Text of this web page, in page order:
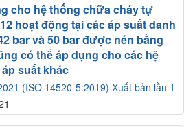
(ISO 14520-5:2019) Xuất bản lần 1
cho hệ thống chữa cháy tự
hoạt động tại các áp suất danh
bar và 50 bar được nén bằng
có thể áp dụng cho các hệ
suất khác